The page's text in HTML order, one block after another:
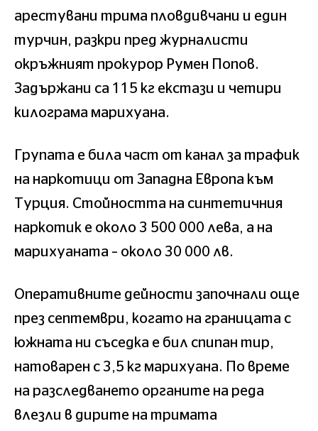
арестувани трима пловдивчани и един
турчин, разкри пред журналисти
окръжният прокурор Румен Попов.
Задържани са 115 кг екстази и четири
килограма марихуана.
Групата е била част от канал за трафик
на наркотици от Западна Европа към
Турция. Стойността на синтетичния
наркотик е около 3 500 000 лева, а на
марихуаната – около 30 000 лв.
Оперативните дейности започнали още
през септември, когато на границата с
южната ни съседка е бил спипан тир,
натоварен с 3,5 кг марихуана. По време
на разследването органите на реда
влезли в дирите на тримата